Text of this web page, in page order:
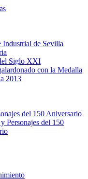
de Sevilla
Siglo XXI
con la Medalla
2013
del 150 Aniversario
Personajes del 150